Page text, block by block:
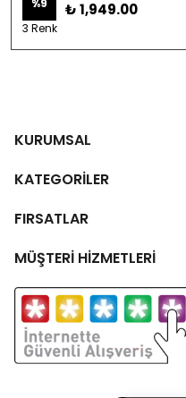
%9 ₺ 1,949.00
3 Renk
KURUMSAL
KATEGORİLER
FIRSATLAR
MÜŞTERİ HİZMETLERİ